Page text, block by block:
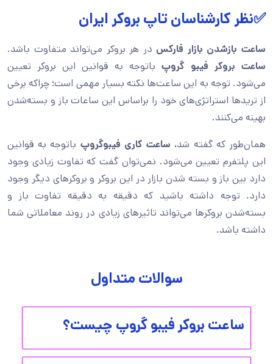
✅نظر کارشناسان تاپ بروکر ایران
ساعت بازشدن بازار فارکس در هر بروکر می‌تواند متفاوت باشد.
ساعت بروکر فیبو گروپ باتوجه به قوانین این بروکر تعیین
می‌شود. توجه به این ساعت‌ها نکته بسیار مهمی است؛ چراکه برخی
از تریدها استراتژی‌های خود را براساس این ساعات باز و بسته‌شدن
بهینه می‌کنند.
همان‌طور که گفته شد، ساعت کاری فیبوگروپ باتوجه به قوانین
این پلتفرم تعیین می‌شود. نمی‌توان گفت که تفاوت زیادی وجود
دارد بین باز و بسته شدن بازار در این بروکر و بروکرهای دیگر وجود
دارد. توجه داشته باشید که دقیقه به دقیقه تفاوت باز و
بسته‌شدن بروکرها می‌تواند تاثیرهای زیادی در روند معاملاتی شما
داشته باشد.
سوالات متداول
ساعت بروکر فیبو گروپ چیست؟